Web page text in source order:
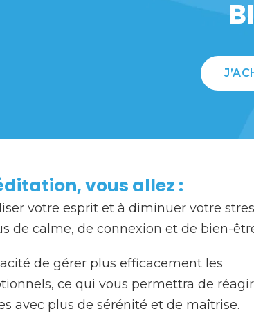
vous allez :
votre esprit et à diminuer votre
de calme, de connexion et de bien-
de gérer plus efficacement les
ce qui vous permettra de
avec plus de sérénité et de maîtrise.